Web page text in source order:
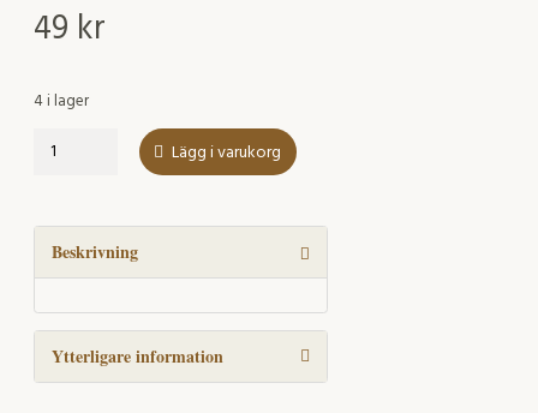
49 kr
4 i lager
Tre
semantisk
förändring
hos
relationella
lexem
mängd
Lägg i varukorg
Beskrivning
Ytterligare information